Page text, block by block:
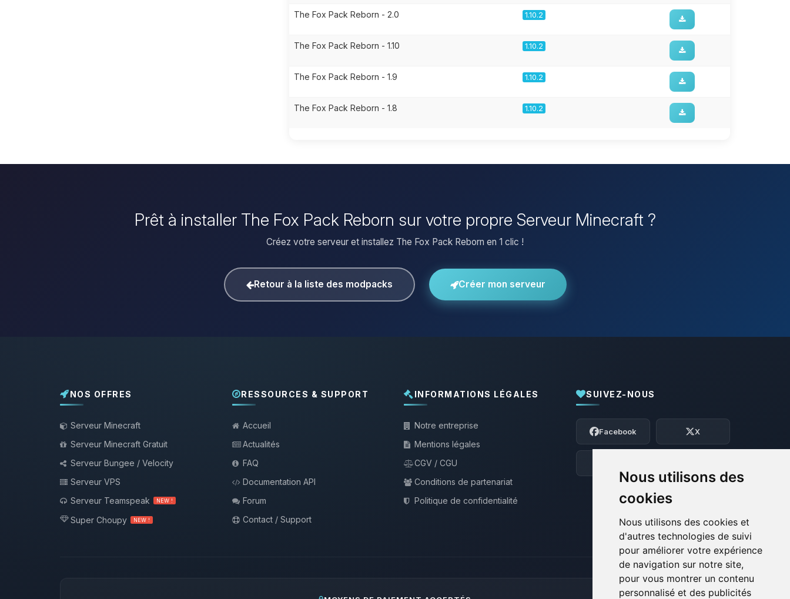
Nous utilisons des
cookies
Nous utilisons des cookies et
d'autres technologies de suivi
pour améliorer votre expérience
de navigation sur notre site,
pour vous montrer un contenu
personnalisé et des publicités
The Fox Pack Reborn - 2.0 1.10.2
The Fox Pack Reborn - 1.10 1.10.2
The Fox Pack Reborn - 1.9 1.10.2
The Fox Pack Reborn - 1.8 1.10.2
Prêt à installer The Fox Pack Reborn sur votre propre Serveur Minecraft ?
Créez votre serveur et installez The Fox Pack Reborn en 1 clic !
Retour à la liste des modpacks Créer mon serveur
NOS OFFRES
Serveur Minecraft
Serveur Minecraft Gratuit
Serveur Bungee / Velocity
Serveur VPS
Serveur Teamspeak
NEW !
Super Choupy NEW !
RESSOURCES & SUPPORT
Accueil
Actualités
FAQ
Documentation API
Forum
Contact / Support
INFORMATIONS LÉGALES
Notre entreprise
Mentions légales
CGV / CGU
Conditions de partenariat
Politique de confidentialité
SUIVEZ-NOUS
Facebook X
Youpi, enfin quelqu’un pour me parler !
Moi c’est Choupy, ton petit assistant
BoxToPlay. Dis-moi ce dont tu as besoin
et je vais remuer mes petits circuits
07/08/2026 à 11:17